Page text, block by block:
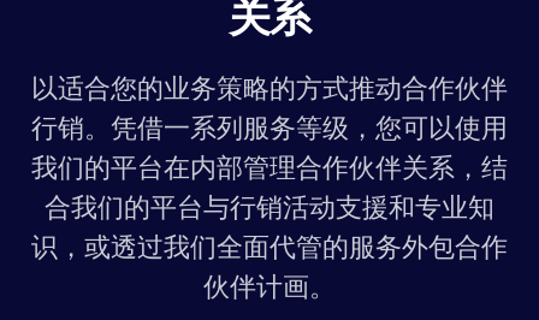
关系
以适合您的业务策略的方式推动合作伙伴
行销。凭借一系列服务等级，您可以使用
我们的平台在内部管理合作伙伴关系，结
合我们的平台与行销活动支援和专业知
识，或透过我们全面代管的服务外包合作
伙伴计画。